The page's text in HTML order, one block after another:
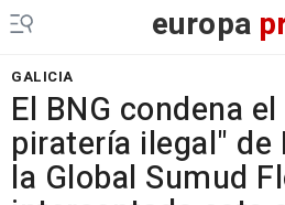
europa
GALICIA
El BNG condena
piratería ilegal"
la Global Sumud